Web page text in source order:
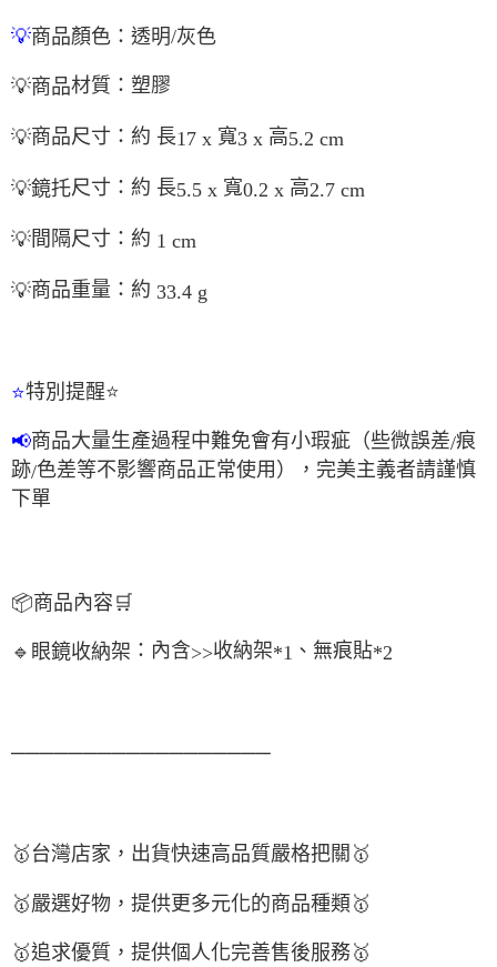
💡商品顏色：透明/灰色
💡商品材質：塑膠
💡商品尺寸：約 長17 x 寬3 x 高5.2 cm
💡鏡托尺寸：約 長5.5 x 寬0.2 x 高2.7 cm
💡間隔尺寸：約 1 cm
💡商品重量：約 33.4 g
⭐特別提醒⭐
📢商品大量生產過程中難免會有小瑕疵（些微誤差/痕
跡/色差等不影響商品正常使用），完美主義者請謹慎
下單
📦商品內容 🛒
🔹 眼鏡收納架 ：內含>>收納架*1 、無痕貼*2
──────────────────
🥇 台灣店家，出貨快速高品質嚴格把關 🥇
🥇嚴選好物 ，提供更多元化的商品種類 🥇
🥇追求優質， 提供個人化完善售後服務🥇